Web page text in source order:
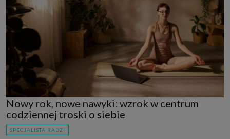
Nowy rok, nowe nawyki: wzrok w centrum
codziennej troski o siebie
SPECJALISTA RADZI